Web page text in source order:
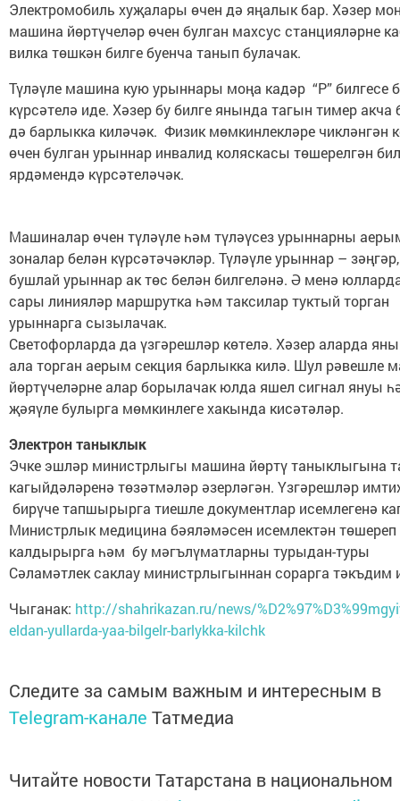
Электромобиль хуҗалары өчен дә яңалык бар. Хәзер
машина йөртүчеләр өчен булган махсус станцияләрне
вилка төшкән билге буенча танып булачак.
Түләүле машина кую урыннары моңа кадәр “Р” билгесе
күрсәтелә иде. Хәзер бу билге янында тагын тимер акча
дә барлыкка киләчәк. Физик мөмкинлекләре чикләнгән
өчен булган урыннар инвалид коляскасы төшерелгән
ярдәмендә күрсәтеләчәк.
Машиналар өчен түләүле һәм түләүсез урыннарны
зоналар белән күрсәтәчәкләр. Түләүле урыннар – зәңгәр,
бушлай урыннар ак төс белән билгеләнә. Ә менә
сары линияләр маршрутка һәм таксилар туктый торган
урыннарга сызылачак.
Светофорларда да үзгәрешләр көтелә. Хәзер аларда
ала торган аерым секция барлыкка килә. Шул рәвешле
йөртүчеләрне алар борылачак юлда яшел сигнал януы
җәяүле булырга мөмкинлеге хакында кисәтәләр.
Электрон таныклык
Эчке эшләр министрлыгы машина йөртү таныклыгына
кагыйдәләренә төзәтмәләр әзерләгән. Үзгәрешләр
бирүче тапшырырга тиешле документлар исемлегенә
Министрлык медицина бәяләмәсен исемлектән төшереп
калдырырга һәм бу мәгълүматларны турыдан-туры
Сәламәтлек саклау министрлыгыннан сорарга тәкъдим
Чыганак: http://shahrikazan.ru/news/
eldan-yullarda-yaa-bilgelr-barlykka-kilchk
Следите за самым важным и интересным в
Telegram-канале Татмедиа
Читайте новости Татарстана в национальном